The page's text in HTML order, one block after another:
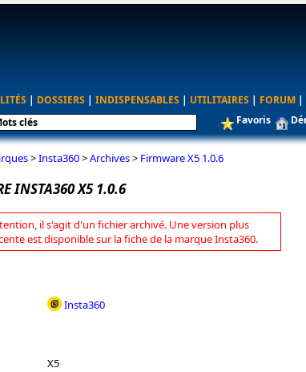
| DOSSIERS | INDISPENSABLES | UTILITAIRES | FORUM |
Favoris
>Insta360>Archives> Firmware X5 1.0.6
INSTA360 X5 1.0.6
il s'agit d'un fichier archivé. Une version plus
est disponible sur la fiche de la marque Insta360.
Insta360
X5